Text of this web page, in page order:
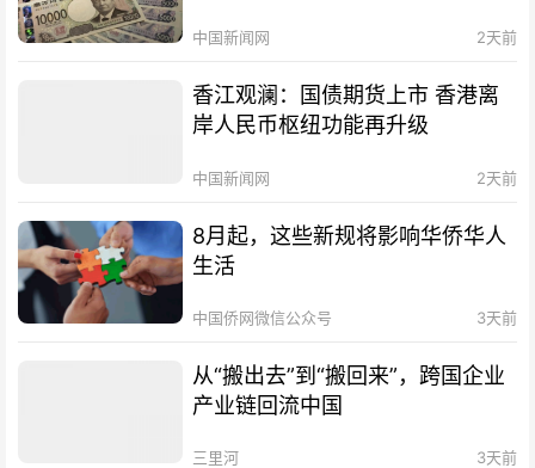
中国新闻网 2天前
香江观澜：国债期货上市 香港离
岸人民币枢纽功能再升级
中国新闻网 2天前
8月起，这些新规将影响华侨华人
生活
中国侨网微信公众号 3天前
从“搬出去”到“搬回来”，跨国企业
产业链回流中国
三里河 3天前